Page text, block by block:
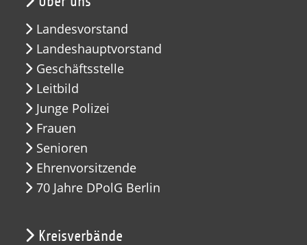
Landesvorstand
Landeshauptvorstand
Geschäftsstelle
Leitbild
Junge Polizei
Frauen
Senioren
Ehrenvorsitzende
70 Jahre DPolG Berlin
Kreisverbände